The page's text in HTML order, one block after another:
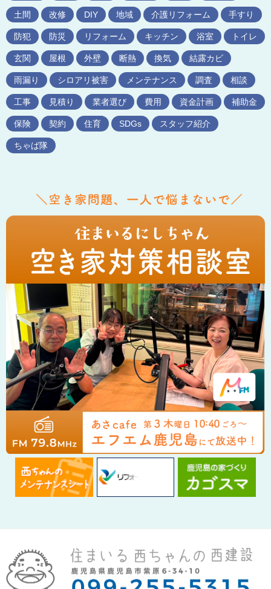
土間 改修 DIY 地域 介護リフォーム 手すり
防犯 防災 リフォーム キッチン 浴室 トイレ
玄関 屋根 外壁 断熱 換気 結露カビ
雨漏り シロアリ被害 メンテナンス 調査 相談
工事 見積り 業者選び 費用 資金計画 補助金
保険 契約 住育 SDGs スタッフ紹介
ちゃば隊